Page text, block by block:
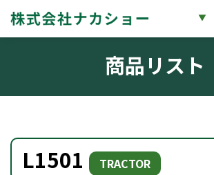
商品リスト
L1501 TRACTOR